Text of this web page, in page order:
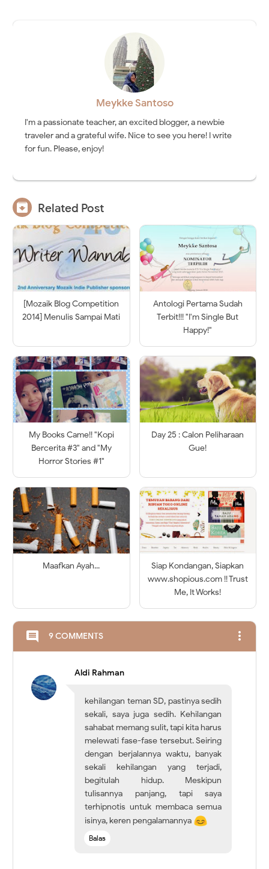
Meykke Santoso
I'm a passionate teacher, an excited blogger, a newbie
traveler and a grateful wife. Nice to see you here! I write
for fun. Please, enjoy!
 Related Post
[Mozaik Blog Competition
2014] Menulis Sampai Mati
Antologi Pertama Sudah
Terbit!!! "I'm Single But
Happy!"
My Books Came!! "Kopi
Bercerita #3" and "My
Horror Stories #1"
Day 25 : Calon Peliharaan
Gue!
Maafkan Ayah...
Siap Kondangan, Siapkan
www.shopious.com !! Trust
Me, It Works!
comment 9 COMMENTS more_vert
Aldi Rahman
kehilangan teman SD, pastinya sedih
sekali, saya juga sedih. Kehilangan
sahabat memang sulit, tapi kita harus
melewati fase-fase tersebut. Seiring
dengan berjalannya waktu, banyak
sekali kehilangan yang terjadi,
begitulah hidup. Meskipun
tulisannya panjang, tapi saya
terhipnotis untuk membaca semua
isinya, keren pengalamannya
Balas